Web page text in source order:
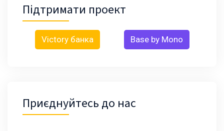
Підтримати проект
Victory банка Base by Mono
Приєднуйтесь до нас